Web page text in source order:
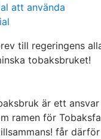
att använda
till regeringens
tobaksbruket!
är ett
ramen för
får